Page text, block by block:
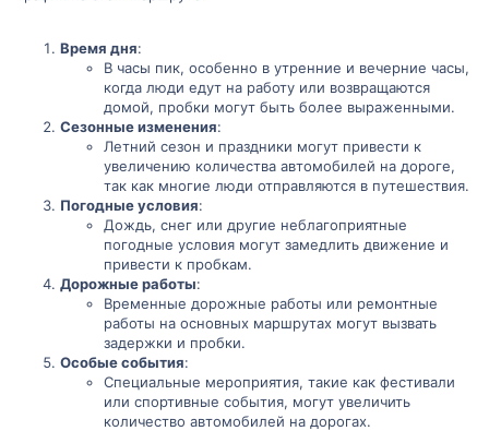
Время дня:
В часы пик, особенно в утренние и вечерние часы,
когда люди едут на работу или возвращаются
домой, пробки могут быть более выраженными.
Сезонные изменения:
Летний сезон и праздники могут привести к
увеличению количества автомобилей на дороге,
так как многие люди отправляются в путешествия.
Погодные условия:
Дождь, снег или другие неблагоприятные
погодные условия могут замедлить движение и
привести к пробкам.
Дорожные работы:
Временные дорожные работы или ремонтные
работы на основных маршрутах могут вызвать
задержки и пробки.
Особые события:
Специальные мероприятия, такие как фестивали
или спортивные события, могут увеличить
количество автомобилей на дорогах.